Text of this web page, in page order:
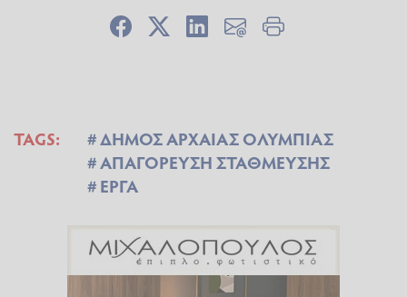
TAGS:
ΔΗΜΟΣ ΑΡΧΑΙΑΣ ΟΛΥΜΠΙΑΣ
ΑΠΑΓΟΡΕΥΣΗ ΣΤΑΘΜΕΥΣΗΣ
ΕΡΓΑ